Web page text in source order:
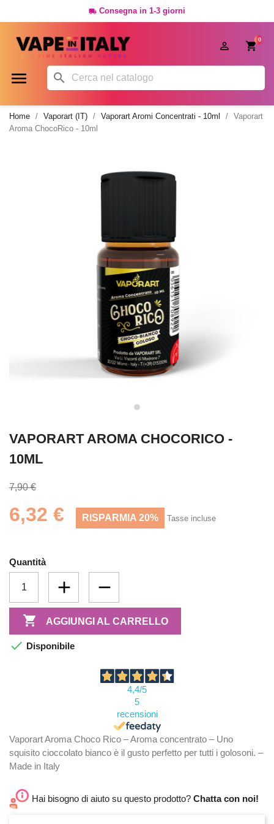
 Consegna in 1-3 giorni
0

 
Home Vaporart (IT) Vaporart Aromi Concentrati - 10ml
Vaporart
Aroma ChocoRico - 10ml
VAPORART AROMA CHOCORICO -
10ML
7,90 €
6,32 € RISPARMIA 20% Tasse incluse
Quantità
 AGGIUNGI AL CARRELLO
 Disponibile
4,4/5
5
recensioni
Vaporart Aroma Choco Rico – Aroma concentrato – Uno
squisito cioccolato bianco è il gusto perfetto per tutti i golosoni. –
Made in Italy
Hai bisogno di aiuto su questo prodotto? Chatta con noi!